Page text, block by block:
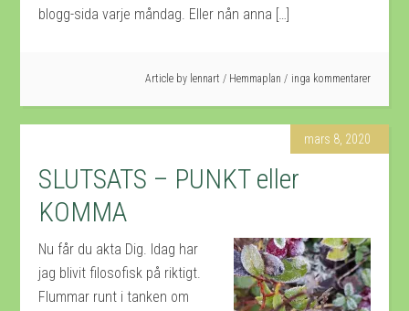
blogg-sida varje måndag. Eller nån anna […]
Article by lennart / Hemmaplan inga kommentarer
mars 8, 2020
SLUTSATS – PUNKT eller
KOMMA
Nu får du akta Dig. Idag har
jag blivit filosofisk på riktigt.
Flummar runt i tanken om